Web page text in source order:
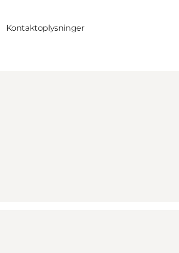
Kontaktoplysninger